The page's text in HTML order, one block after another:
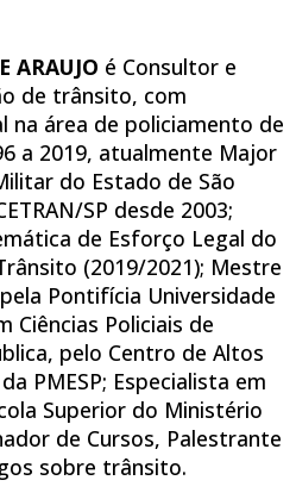
ARAUJO é Consultor e
de trânsito, com
na área de policiamento de
a 2019, atualmente Major
do Estado de São
SP desde 2003;
de Esforço Legal do
(2019/2021); Mestre
Pontifícia Universidade
Ciências Policiais de
pelo Centro de Altos
PMESP; Especialista em
Superior do Ministério
de Cursos, Palestrante
sobre trânsito.